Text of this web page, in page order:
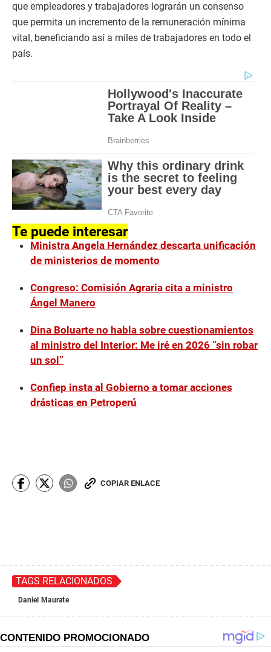
que empleadores y trabajadores lograrán un consenso
que permita un incremento de la remuneración mínima
vital, beneficiando así a miles de trabajadores en todo el
país.
Te puede interesar
Ministra Angela Hernández descarta unificación
de ministerios de momento
Congreso: Comisión Agraria cita a ministro
Ángel Manero
Dina Boluarte no habla sobre cuestionamientos
al ministro del Interior: Me iré en 2026 “sin robar
un sol”
Confiep insta al Gobierno a tomar acciones
drásticas en Petroperú
COPIAR ENLACE
TAGS RELACIONADOS
Daniel Maurate